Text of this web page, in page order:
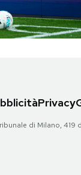
Privacy
di Milano,